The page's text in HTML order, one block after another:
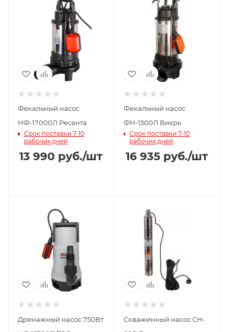
Фекальный насос
НФ-17000Л Ресанта
Срок поставки 7-10
рабочих дней
13 990 руб./шт
Фекальный насос
ФН-1500Л Вихрь
Срок поставки 7-10
рабочих дней
16 935руб./шт
Дренажный насос 750Вт
Скважинный насос CH-